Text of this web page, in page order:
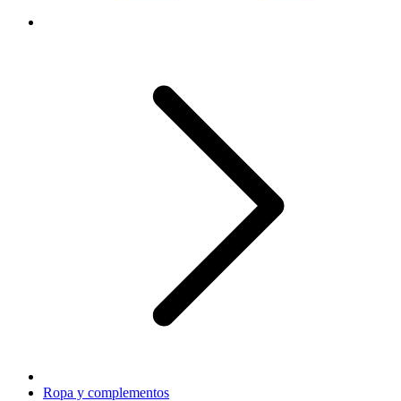
Ropa y complementos